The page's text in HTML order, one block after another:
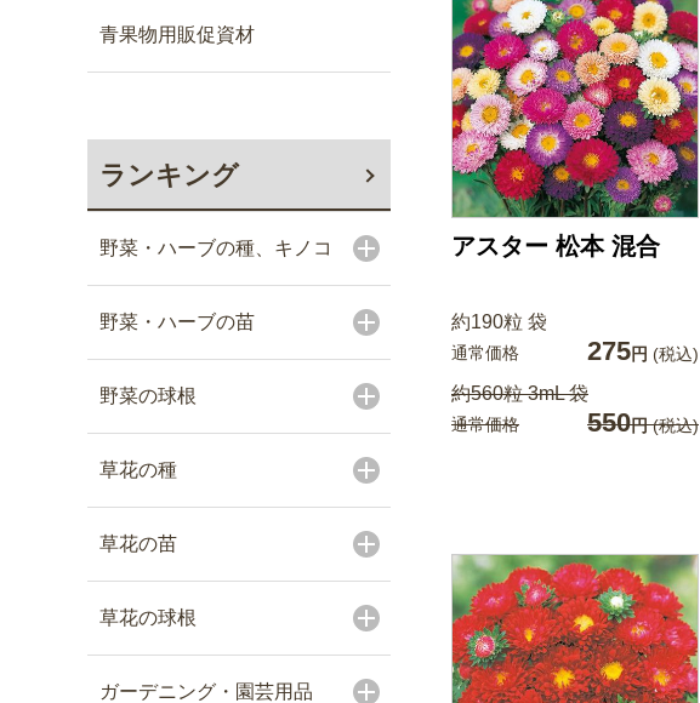
青果物用販促資材
ランキング
野菜・ハーブの種、キノコ
野菜・ハーブの苗
野菜の球根
草花の種
草花の苗
草花の球根
ガーデニング・園芸用品
アスター 松本 混合
約190粒 袋
通常価格 275円 (税込)
約560粒 3mL 袋
通常価格 550円(税込)